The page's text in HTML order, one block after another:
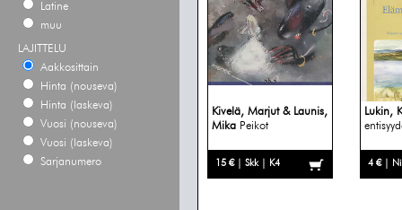
Latine
muu
LAJITTELU
Aakkosittain
Hinta (nouseva)
Hinta (laskeva)
Vuosi (nouseva)
Vuosi (laskeva)
Sarjanumero
Kivelä, Marjut & Launis,
Mika Peikot
15 € | Skk | K4
Lukin,
4 € |